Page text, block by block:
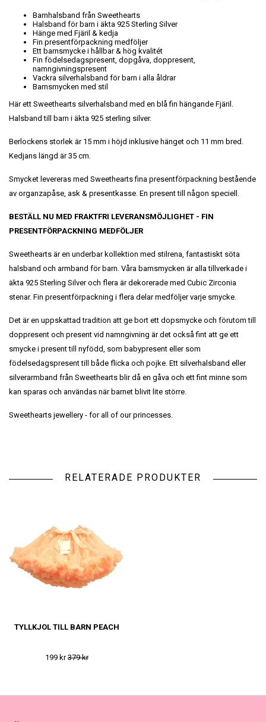
Barnhalsband från Sweethearts
Halsband för barn i äkta 925 Sterling Silver
Hänge med Fjäril & kedja
Fin presentförpackning medföljer
Ett barnsmycke i hållbar & hög kvalitét
Fin födelsedagspresent, dopgåva, doppresent,
namngivningspresent
Vackra silverhalsband för barn i alla åldrar
Barnsmycken med stil
Här ett Sweethearts silverhalsband med en blå fin hängande Fjäril.
Halsband till barn i äkta 925 sterling silver.
Berlockens storlek är 15 mm i höjd inklusive hänget och 11 mm bred.
Kedjans längd är 35 cm.
Smycket levereras med Sweethearts fina presentförpackning bestående
av organzapåse, ask & presentkasse. En present till någon speciell.
BESTÄLL NU MED FRAKTFRI LEVERANSMÖJLIGHET - FIN
PRESENTFÖRPACKNING MEDFÖLJER
Sweethearts är en underbar kollektion med stilrena, fantastiskt söta
halsband och armband för barn. Våra barnsmycken är alla tillverkade i
äkta 925 Sterling Silver och flera är dekorerade med Cubic Zirconia
stenar. Fin presentförpackning i flera delar medföljer varje smycke.
Det är en uppskattad tradition att ge bort ett dopsmycke och förutom till
doppresent och present vid namngivning är det också fint att ge ett
smycke i present till nyfödd, som babypresent eller som
födelsedagspresent till både flicka och pojke. Ett silverhalsband eller
silverarmband från Sweethearts blir då en gåva och ett fint minne som
kan sparas och användas när barnet blivit lite större.
Sweethearts jewellery - for all of our princesses.
RELATERADE PRODUKTER
TYLLKJOL TILL BARN PEACH
199 kr379 kr